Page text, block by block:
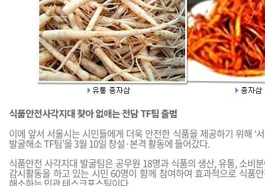
식품안전사각지대 찾아 없애는 전담 TF팀 출범
이에 앞서 서울시는 시민들에게 더욱 안전한 식품을 제공하기 위해 ‘
발굴해소 TF팀’을 3월 10일 창설·본격 활동에 들어갔다.
식품안전 사각지대 발굴팀은 공무원 18명과 식품의 생산, 유통, 소비
감시활동을 하고 있는 시민 60명이 함께 참여하여 효과적으로 식품
해소하는 민관 테스크포스팀이다.